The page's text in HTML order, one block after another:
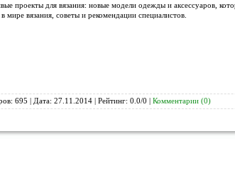
проекты для вязания: новые модели одежды и аксессуаров,
вязания, советы и рекомендации специалистов.
695 | Дата: 27.11.2014 | Рейтинг: 0.0/0 | Комментарии (0)